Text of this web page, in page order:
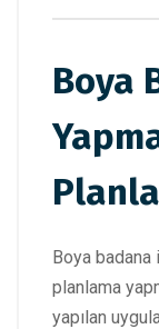
Boya
Boya
planlama
yapılan